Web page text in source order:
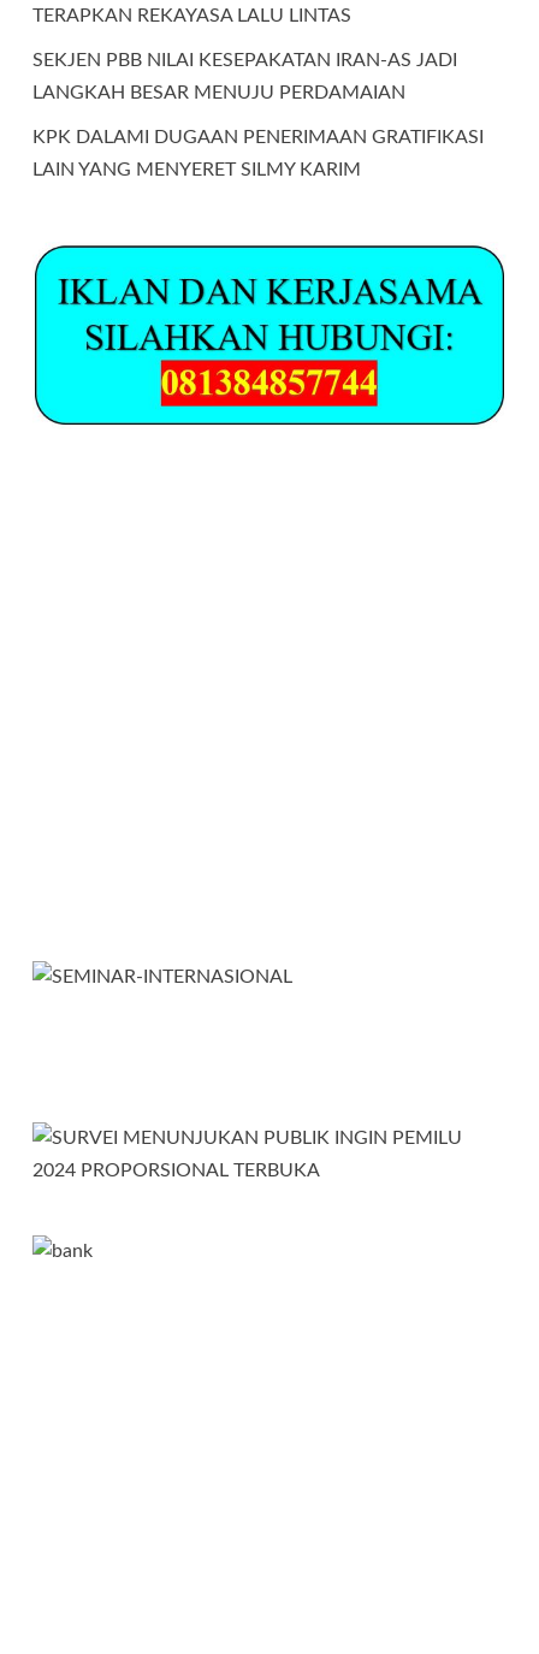
TERAPKAN REKAYASA LALU LINTAS
SEKJEN PBB NILAI KESEPAKATAN IRAN-AS JADI
LANGKAH BESAR MENUJU PERDAMAIAN
KPK DALAMI DUGAAN PENERIMAAN GRATIFIKASI
LAIN YANG MENYERET SILMY KARIM